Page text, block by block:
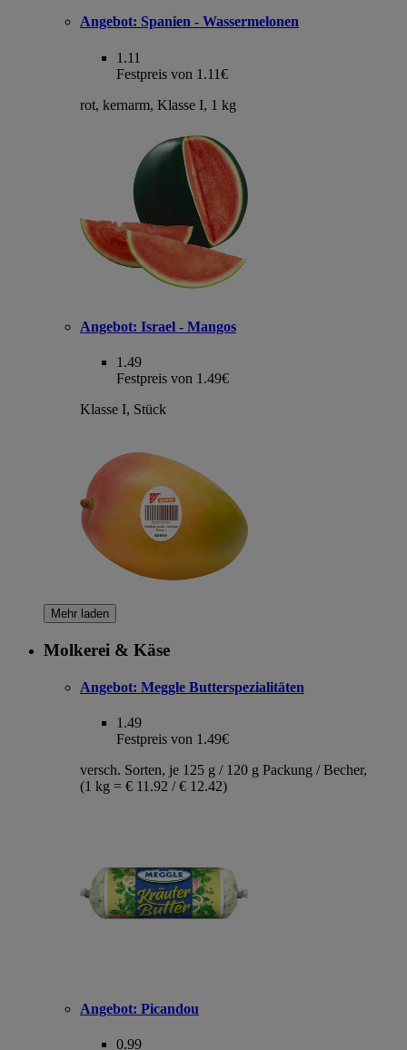
Angebot: Spanien - Wassermelonen
1.11
Festpreis von 1.11€
rot, kernarm, Klasse I, 1 kg
Angebot: Israel - Mangos
1.49
Festpreis von 1.49€
Klasse I, Stück
Mehr laden
Molkerei & Käse
Angebot: Meggle Butterspezialitäten
1.49
Festpreis von 1.49€
versch. Sorten, je 125 g / 120 g Packung / Becher,
(1 kg = € 11.92 / € 12.42)
Angebot: Picandou
0.99